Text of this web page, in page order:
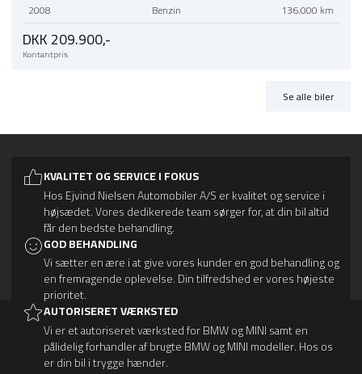
2008 Benzin 136.000 km
DKK 209.900,-
Kontantpris
Se alle biler
KVALITET OG SERVICE I FOKUS
Hos Ejvind Nielsen Automobiler A/S er kvalitet og service i
højsædet. Vores dedikerede team sørger for, at din bil altid
får den bedste behandling.
GOD BEHANDLING
Vi sætter en ære i at give vores kunder en god behandling og
en fremragende oplevelse. Din tilfredshed er vores højeste
prioritet.
AUTORISERET VÆRKSTED
Vi er et autoriseret værksted for BMW og MINI samt en
pålidelig forhandler af brugte BMW og MINI modeller. Hos os
er din bil i trygge hænder.